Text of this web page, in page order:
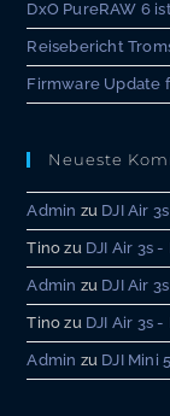
DxO PureRAW 6
Reisebericht
Firmware Update
Neueste
Admin zu DJI Air
Tino zu DJI Air 3s
Admin zu DJI Air
Tino zu DJI Air 3s
Admin zu DJI Mini